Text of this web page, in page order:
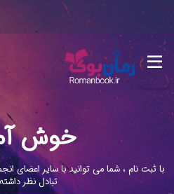
خوش
با ثبت نام ، شما می توانید با سایر اعضای
تبادل نظر